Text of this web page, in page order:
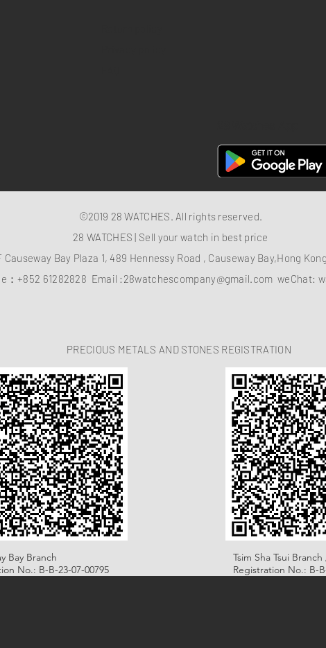
©2019 28 WATCHES. All rights reserved.
28 WATCHES | Sell your watch in best price
Causeway Bay Plaza 1, 489 Hennessy Road , Causeway Bay,Hong Kong
：+852 61282828 Email : 28watchescompany@gmail.com weChat:
PRECIOUS METALS AND STONES REGISTRATION
Bay Branch
No.: B-B-23-07-00795
Tsim Sha Tsui
Registration No.: B-